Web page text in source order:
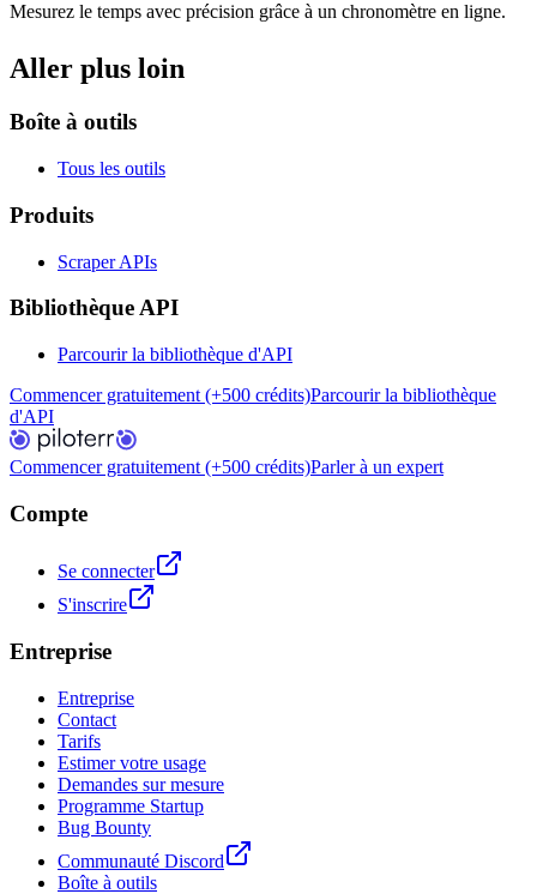
Mesurez le temps avec précision grâce à un chronomètre en ligne.
Aller plus loin
Boîte à outils
Tous les outils
Produits
Scraper APIs
Bibliothèque API
Parcourir la bibliothèque d'API
Commencer gratuitement (+500 crédits)Parcourir la bibliothèque
d'API
Commencer gratuitement (+500 crédits)Parler à un expert
Compte
Se connecter
S'inscrire
Entreprise
Entreprise
Contact
Tarifs
Estimer votre usage
Demandes sur mesure
Programme Startup
Bug Bounty
Communauté Discord
Boîte à outils